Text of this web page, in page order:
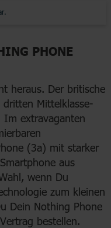
PHONE
heraus. Der britische
dritten Mittelklasse-
Im extravaganten
(3a) mit starker
aus
wenn Du
zum kleinen
Dein Nothing Phone
bestellen.